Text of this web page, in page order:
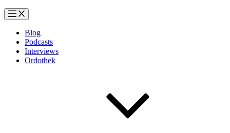
Blog
Podcasts
Interviews
Ordothek